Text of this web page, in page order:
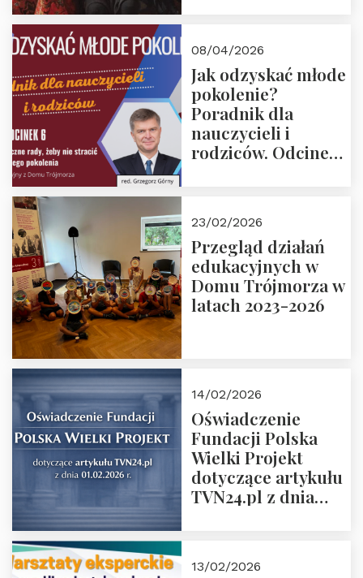
08/04/2026
Jak odzyskać młode
pokolenie?
Poradnik dla
nauczycieli i
rodziców. Odcinek
Rozmawiają red.
Grzegorz Górny i
prof. Michał
Łuczewski
23/02/2026
Przegląd działań
edukacyjnych w
Domu Trójmorza w
latach 2023-2026
14/02/2026
Oświadczenie
Fundacji Polska
Wielki Projekt
dotyczące artykułu
TVN24.pl z dnia
13/02/2026